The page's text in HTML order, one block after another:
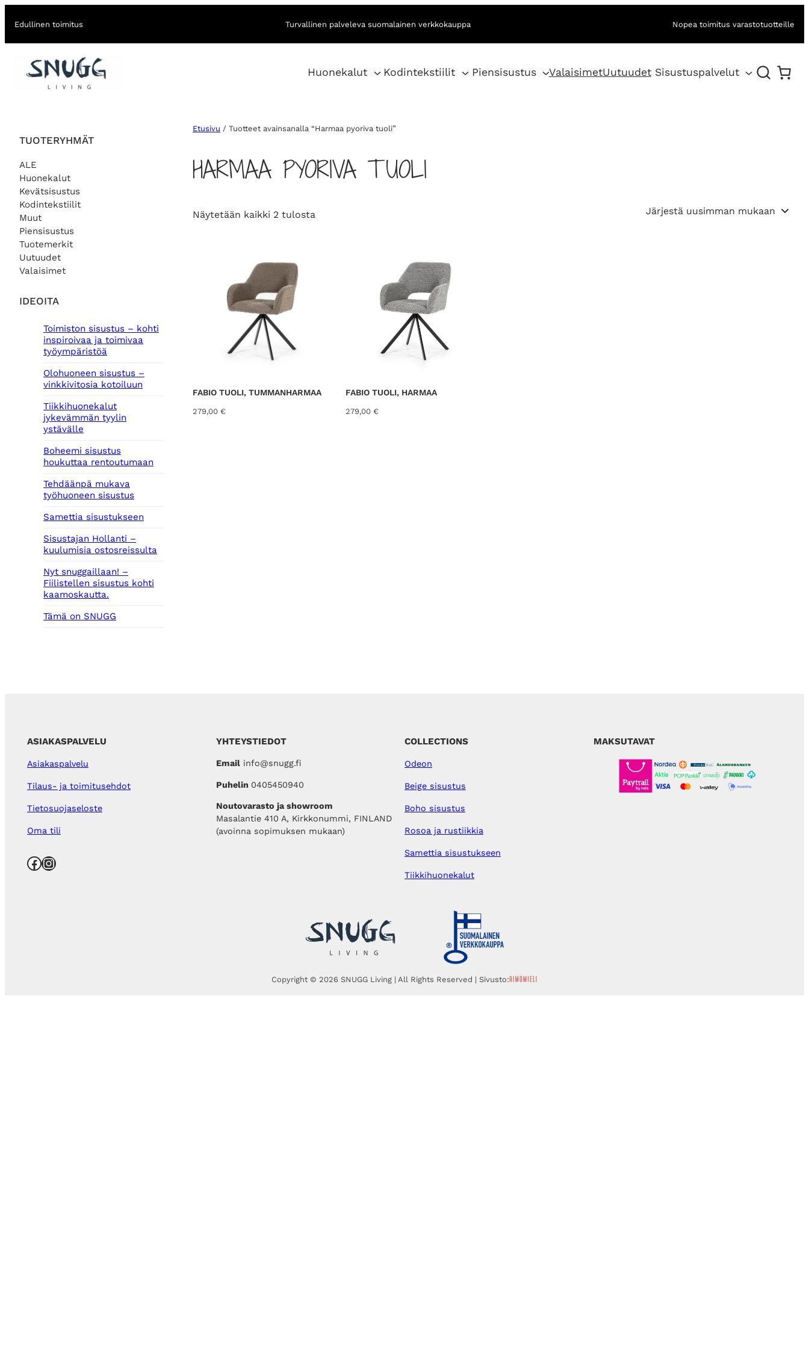
Edullinen toimitus Turvallinen palveleva suomalainen verkkokauppa Nopea toimitus varastotuotteille
Huonekalut Kodintekstiilit Piensisustus ValaisimetUutuudet Sisustuspalvelut
TUOTERYHMÄT
ALE
Huonekalut
Kevätsisustus
Kodintekstiilit
Muut
Piensisustus
Tuotemerkit
Uutuudet
Valaisimet
IDEOITA
Toimiston sisustus – kohti
inspiroivaa ja toimivaa
työympäristöä
Olohuoneen sisustus –
vinkkivitosia kotoiluun
Tiikkihuonekalut
jykevämmän tyylin
ystävälle
Boheemi sisustus
houkuttaa rentoutumaan
Tehdäänpä mukava
työhuoneen sisustus
Samettia sisustukseen
Sisustajan Hollanti –
kuulumisia ostosreissulta
Nyt snuggaillaan! –
Fiilistellen sisustus kohti
kaamoskautta.
Tämä on SNUGG
Etusivu / Tuotteet avainsanalla “Harmaa pyoriva tuoli”
HARMAA PYORIVA TUOLI
Näytetään kaikki 2 tulosta
s
FABIO TUOLI, TUMMANHARMAA
279,00 €
FABIO TUOLI, HARMAA
279,00 €
ASIAKASPALVELU
Asiakaspalvelu
Tilaus- ja toimitusehdot
Tietosuojaseloste
Oma tili
Facebook Instagram
YHTEYSTIEDOT
Emailinfo@snugg.fi
Puhelin 0405450940
Noutovarasto ja showroom
Masalantie 410 A, Kirkkonummi, FINLAND
(avoinna sopimuksen mukaan)
COLLECTIONS
Odeon
Beige sisustus
Boho sisustus
Rosoa ja rustiikkia
Samettia sisustukseen
Tiikkihuonekalut
MAKSUTAVAT
Copyright © 2026 SNUGG Living | All Rights Reserved | Sivusto: